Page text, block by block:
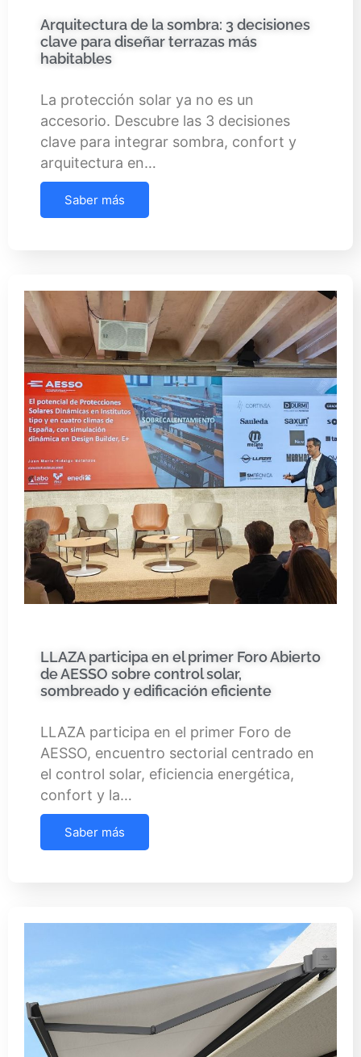
Arquitectura de la sombra: 3 decisiones
clave para diseñar terrazas más
habitables
La protección solar ya no es un
accesorio. Descubre las 3 decisiones
clave para integrar sombra, confort y
arquitectura en…
Saber más
LLAZA participa en el primer Foro Abierto
de AESSO sobre control solar,
sombreado y edificación eficiente
LLAZA participa en el primer Foro de
AESSO, encuentro sectorial centrado en
el control solar, eficiencia energética,
confort y la…
Saber más